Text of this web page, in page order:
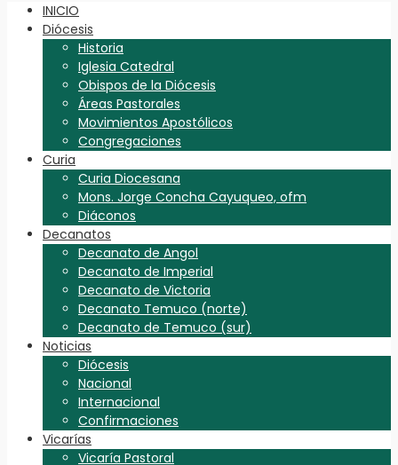
INICIO
Diócesis
Historia
Iglesia Catedral
Obispos de la Diócesis
Áreas Pastorales
Movimientos Apostólicos
Congregaciones
Curia
Curia Diocesana
Mons. Jorge Concha Cayuqueo, ofm
Diáconos
Decanatos
Decanato de Angol
Decanato de Imperial
Decanato de Victoria
Decanato Temuco (norte)
Decanato de Temuco (sur)
Noticias
Diócesis
Nacional
Internacional
Confirmaciones
Vicarías
Vicaría Pastoral